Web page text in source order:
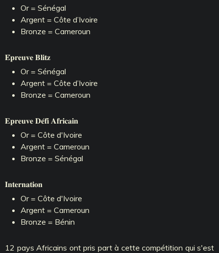
Or = Sénégal
Argent = Côte d’Ivoire
Bronze = Cameroun
𝐄́𝐩𝐫𝐞𝐮𝐯𝐞 𝐁𝐥𝐢𝐭𝐳
Or = Sénégal
Argent = Côte d’Ivoire
Bronze = Cameroun
𝐄𝐩𝐫𝐞𝐮𝐯𝐞 𝐃𝐞́𝐟𝐢 𝐀𝐟𝐫𝐢𝐜𝐚𝐢𝐧
Or = Côte d'Ivoire
Argent = Cameroun
Bronze = Sénégal
𝐈𝐧𝐭𝐞𝐫𝐧𝐚𝐭𝐢𝐨𝐧
Or = Côte d'Ivoire
Argent = Cameroun
Bronze = Bénin
12 pays Africains ont pris part à cette compétition qui s'est